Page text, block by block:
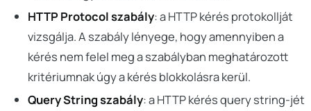
HTTP Protocol szabály: a HTTP kérés protokollját
vizsgálja. A szabály lényege, hogy amennyiben a
kérés nem felel meg a szabályban meghatározott
kritériumnak úgy a kérés blokkolásra kerül.
Query String szabály: a HTTP kérés query string-jét